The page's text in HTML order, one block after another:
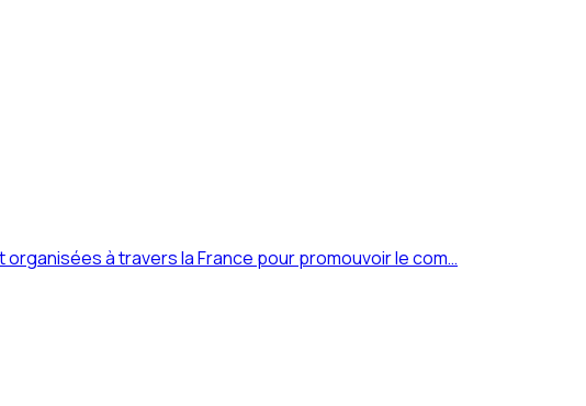
organisées à travers la France pour promouvoir le com…